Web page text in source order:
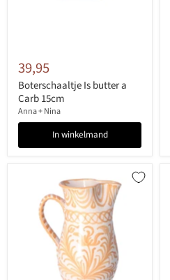
39,95
Boterschaaltje Is butter a
Carb 15cm
Anna + Nina
In winkelmand